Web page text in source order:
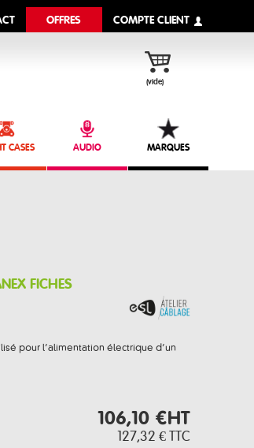
OFFRES COMPTE CLIENT
(vide)
CASES AUDIO MARQUES
FICHES
pour l’alimentation électrique d’un
106,10 €HT
127,32 € TTC